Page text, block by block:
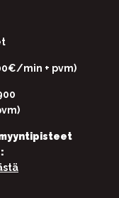
min + pvm)